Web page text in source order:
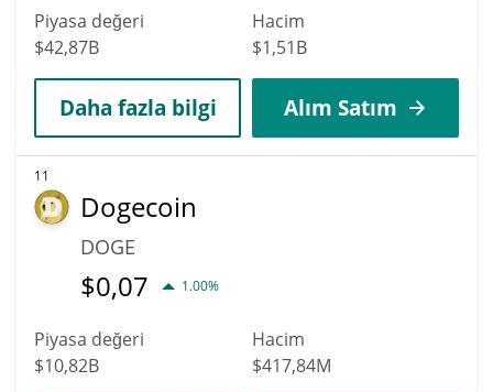
Piyasa değeri
$42,87B
Hacim
$1,51B
Daha fazla bilgi Alım Satım
11
Dogecoin
DOGE
$0,07 1.00%
Piyasa değeri
$10,82B
Hacim
$417,84M